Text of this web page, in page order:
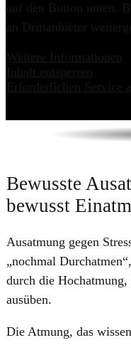
Bewusste
bewusst
​Ausatmung gegen
„nochmal
durch die
ausüben.
Die Atmung, das